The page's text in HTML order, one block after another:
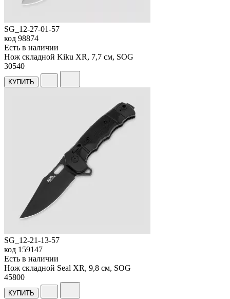
SG_12-27-01-57
код 98874
Есть в наличии
Нож складной Kiku XR, 7,7 см, SOG
30540
КУПИТЬ
SG_12-21-13-57
код 159147
Есть в наличии
Нож складной Seal XR, 9,8 см, SOG
45800
КУПИТЬ